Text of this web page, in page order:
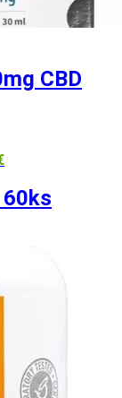
CBD
60ks